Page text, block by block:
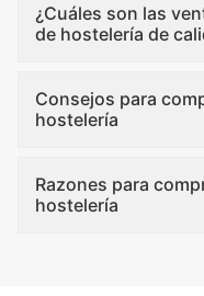
¿Cuáles son las
de hostelería de
Consejos para
hostelería
Razones para
hostelería